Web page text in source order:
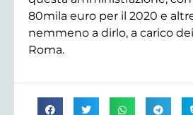
80mila euro per il 2020 e
nemmeno a dirlo, a carico
Roma.